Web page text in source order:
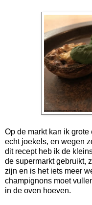
Op de markt kan ik
echt joekels, en wegen
dit recept heb ik de
de supermarkt gebruikt,
zijn en is het iets meer
champignons moet
in de oven hoeven.